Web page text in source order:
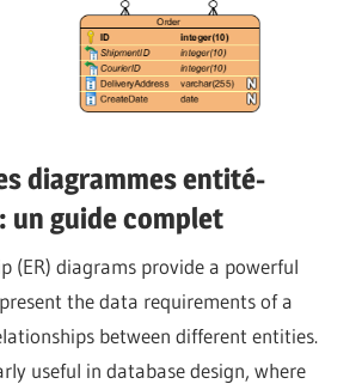
diagrammes entité-
un guide complet
(ER) diagrams provide a powerful
the data requirements of a
between different entities.
useful in database design, where